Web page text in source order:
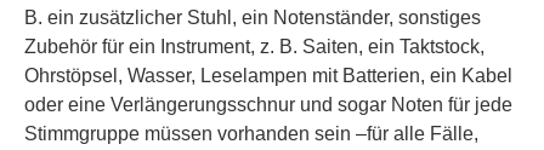
B. ein zusätzlicher Stuhl, ein Notenständer, sonstiges
Zubehör für ein Instrument, z. B. Saiten, ein Taktstock,
Ohrstöpsel, Wasser, Leselampen mit Batterien, ein Kabel
oder eine Verlängerungsschnur und sogar Noten für jede
Stimmgruppe müssen vorhanden sein –für alle Fälle,